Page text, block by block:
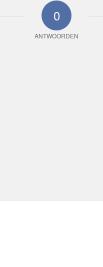
0
ANTWOORDEN